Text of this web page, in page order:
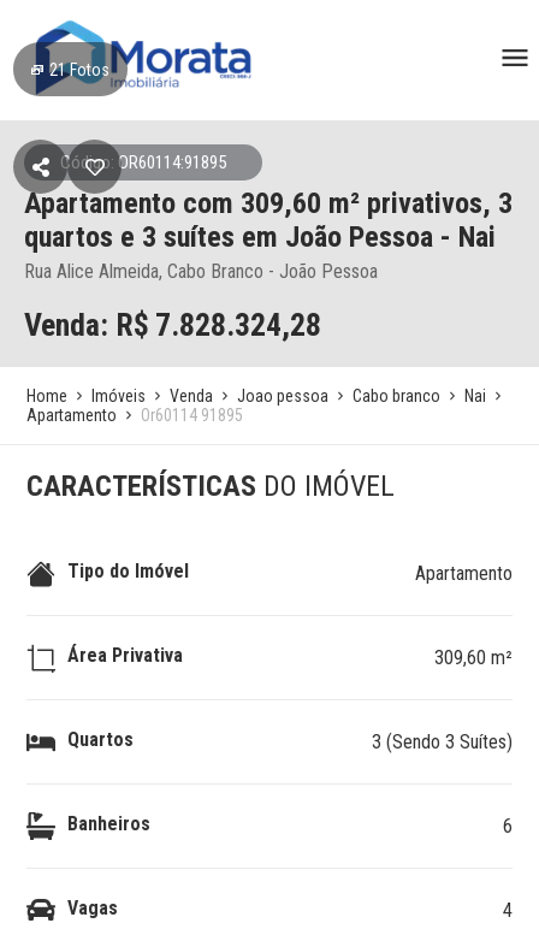
21Fotos
Código: OR60114:91895
Apartamento com 309,60 m² privativos, 3
quartos e 3 suítes em João Pessoa - Nai
Rua Alice Almeida, Cabo Branco - João Pessoa
Venda: R$ 7.828.324,28
Home Imóveis Venda Joao pessoa Cabo branco
Nai
Apartamento
Or60114 91895
CARACTERÍSTICAS DO IMÓVEL
Tipo do Imóvel Apartamento
Área Privativa 309,60 m²
Quartos 3 (Sendo 3 Suítes)
Banheiros 6
Vagas 4